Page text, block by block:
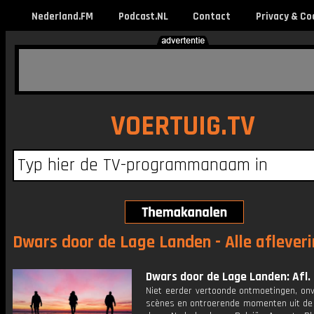
Nederland.FM Podcast.NL Contact Privacy &
VOERTUIG.TV
Dwars door de Lage Landen - Alle
Dwars door de Lage Landen: Afl.
Niet eerder vertoonde ontmoetingen,
scènes en ontroerende momenten uit